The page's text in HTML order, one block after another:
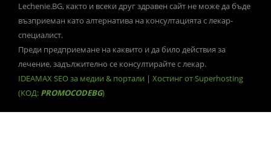
Lechenie.BG, както и всеки друг здравен сайт не може да бъде
възприеман като алтернатива на консултацията с лекар-
специалист.
Преди предприемане на каквито и да било действия за
лечение, задължително се консултирайте с лекар.
IDEAMAX SEO за медии & портали | Хостинг от Superhosting
(КОД: PROMOCODEBG)